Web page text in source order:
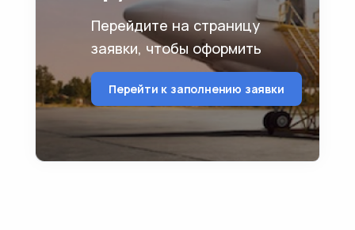
Перейдите на страницу
заявки, чтобы оформить
Перейти к заполнению заявки